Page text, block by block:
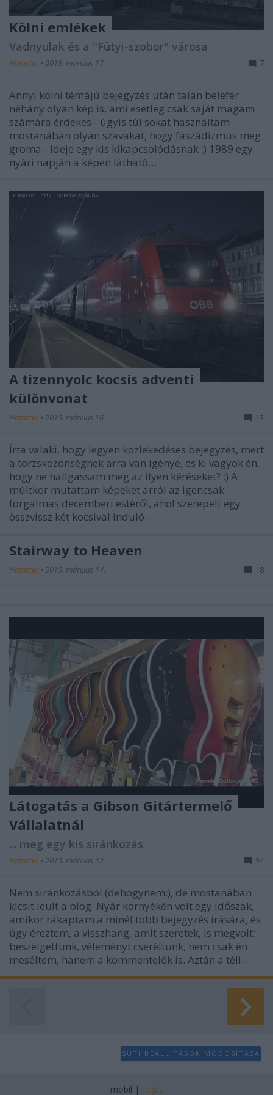
Kölni emlékek
Vadnyulak és a "Fütyi-szobor" városa
Hamster • 2015. március 17. 7
Annyi kölni témájú bejegyzés után talán belefér
néhány olyan kép is, ami esetleg csak saját magam
számára érdekes - úgyis túl sokat használtam
mostanában olyan szavakat, hogy faszádizmus meg
groma - ideje egy kis kikapcsolódásnak :) 1989 egy
nyári napján a képen látható…
A tizennyolc kocsis adventi
különvonat
Hamster • 2015. március 16. 13
Írta valaki, hogy legyen közlekedéses bejegyzés, mert
a törzsközönségnek arra van igénye, és ki vagyok én,
hogy ne hallgassam meg az ilyen kéréseket? :) A
múltkor mutattam képeket arról az igencsak
forgalmas decemberi estéről, ahol szerepelt egy
összvissz két kocsival induló…
Stairway to Heaven
Hamster • 2015. március 14. 18
Látogatás a Gibson Gitártermelő
Vállalatnál
... meg egy kis siránkozás
Hamster • 2015. március 12. 34
Nem siránkozásból (dehogynem:), de mostanában
kicsit leült a blog. Nyár környékén volt egy időszak,
amikor rákaptam a minél több bejegyzés irására, és
úgy éreztem, a visszhang, amit szeretek, is megvolt:
beszélgettünk, véleményt cseréltünk, nem csak én
meséltem, hanem a kommentelők is. Aztán a téli…
SÜTI BEÁLLÍTÁSOK MÓDOSÍTÁSA
mobil | teljes